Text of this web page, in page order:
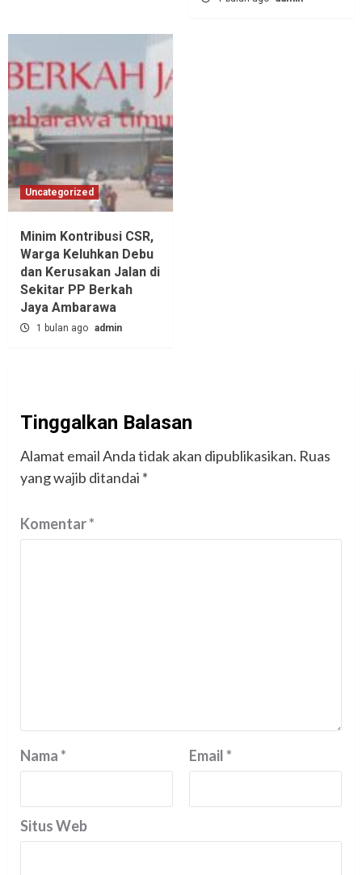
Uncategorized
Minim Kontribusi CSR,
Warga Keluhkan Debu
dan Kerusakan Jalan di
Sekitar PP Berkah
Jaya Ambarawa‎
1 bulan ago admin
Tinggalkan Balasan
Alamat email Anda tidak akan dipublikasikan. Ruas
yang wajib ditandai *
Komentar*
Nama* Email*
Situs Web